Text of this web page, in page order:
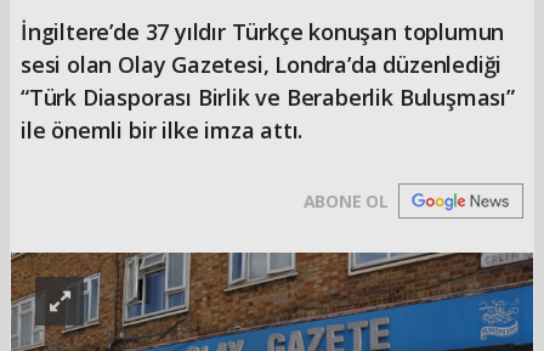
İngiltere’de 37 yıldır Türkçe konuşan toplumun
sesi olan Olay Gazetesi, Londra’da düzenlediği
“Türk Diasporası Birlik ve Beraberlik Buluşması”
ile önemli bir ilke imza attı.
ABONE OL